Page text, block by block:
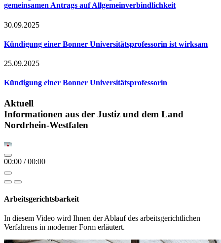
gemeinsamen Antrags auf Allgemeinverbindlichkeit
30.09.2025
Kündigung einer Bonner Universitätsprofessorin ist wirksam
25.09.2025
Kündigung einer Bonner Universitätsprofessorin
Aktuell
Informationen aus der Justiz und dem Land
Nordrhein-Westfalen
00:00 /00:00
Arbeitsgerichtsbarkeit
In diesem Video wird Ihnen der Ablauf des arbeitsgerichtlichen
Verfahrens in moderner Form erläutert.